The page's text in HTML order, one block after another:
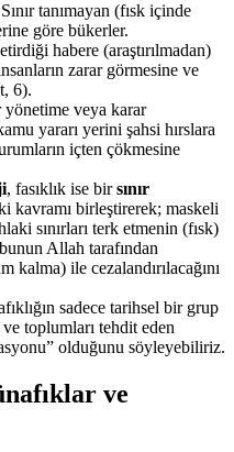
Sınır tanımayan (fısk içinde
göre bükerler.
habere (araştırılmadan)
zarar görmesine ve
6).
yönetime veya karar
yararı yerini şahsi hırslara
içten çökmesine
, fasıklık ise birsınır
kavramı birleştirerek; maskeli
sınırları terk etmenin (fısk)
Allah tarafından
kalma) ile cezalandırılacağını
sadece tarihsel bir grup
toplumları tehdit eden
olduğunu söyleyebiliriz.
ve